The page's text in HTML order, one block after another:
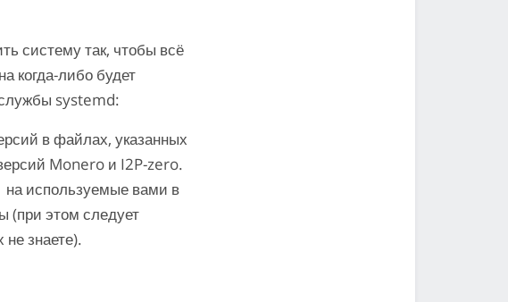
систему так, чтобы всё
когда-либо будет
systemd:
в файлах, указанных
Monero и I2P-zero.
на используемые вами в
(при этом следует
знаете).